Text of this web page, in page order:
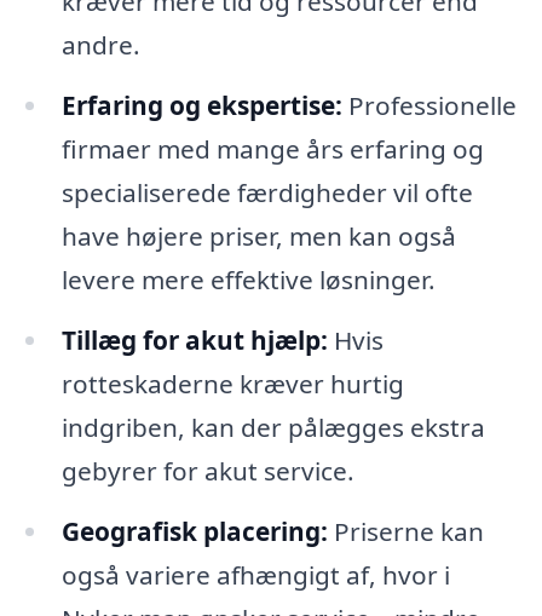
andre.
Erfaring og ekspertise: Professionelle
firmaer med mange års erfaring og
specialiserede færdigheder vil ofte
have højere priser, men kan også
levere mere effektive løsninger.
Tillæg for akut hjælp: Hvis
rotteskaderne kræver hurtig
indgriben, kan der pålægges ekstra
gebyrer for akut service.
Geografisk placering: Priserne kan
også variere afhængigt af, hvor i